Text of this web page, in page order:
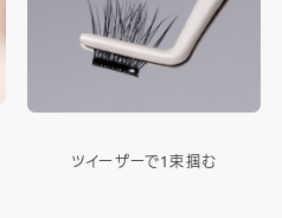
ツイーザーで1束掴む